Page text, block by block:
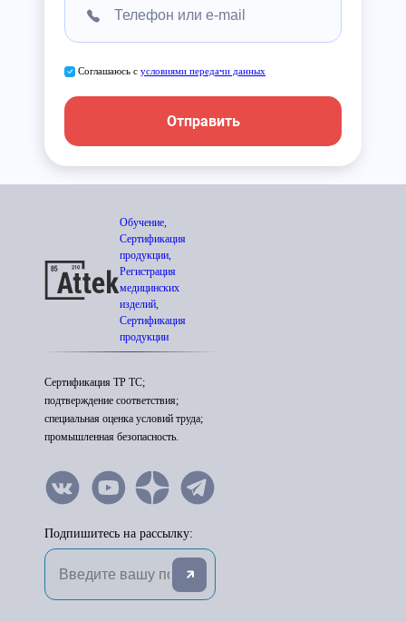
Соглашаюсь с условиями передачи данных
Отправить
Обучение,
Сертификация
продукции,
Регистрация
медицинских
изделий,
Сертификация
продукции
Сертификация ТР ТС;
подтверждение соответствия;
специальная оценка условий труда;
промышленная безопасность.
Подпишитесь на рассылку: